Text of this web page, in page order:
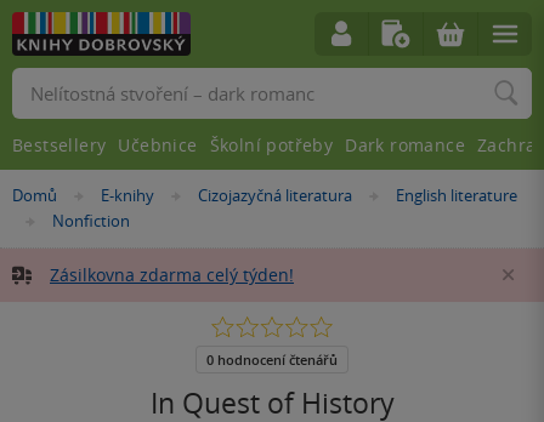
Nacházíte
Domů »E-knihy »
Cizojazyčná literatura »
English literature
»
Nonfiction
Zásilkovna zdarma celý týden!
In Quest of History
0.0
5
0 hodnocení čtenářů
Vyhledávání
Bestsellery Učebnice Školní potřeby Dark romance